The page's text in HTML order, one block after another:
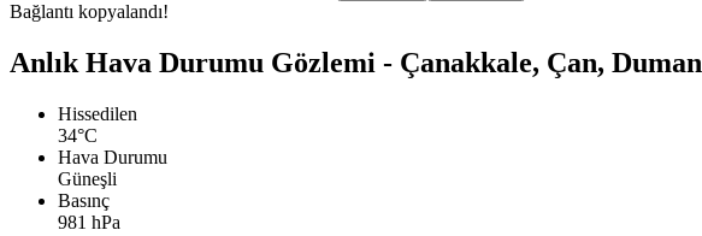
Bağlantı kopyalandı!
Anlık Hava Durumu Gözlemi - Çanakkale, Çan, Duman
Hissedilen
34°C
Hava Durumu
Güneşli
Basınç
981 hPa